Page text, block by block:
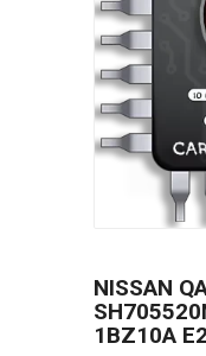
NISSAN
1BZ10A